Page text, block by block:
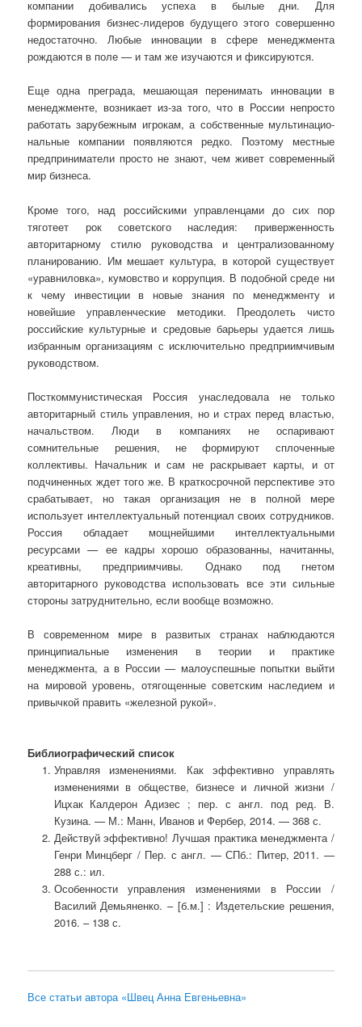
компании добивались успеха в былые дни. Для
формирования бизнес-лидеров будущего этого совершенно
недостаточно. Любые инновации в сфере менеджмента
рождаются в поле — и там же изучаются и фиксируются.
Еще одна преграда, мешающая перенимать инновации в
менеджменте, возникает из-за того, что в России непросто
работать зарубежным игрокам, а собственные мультинацио­
нальные компании появляются редко. Поэтому местные
предприниматели просто не знают, чем живет современный
мир бизнеса.
Кроме того, над российскими управленцами до сих пор
тяготеет рок советского наследия: приверженность
авторитарному стилю руководства и централизованному
планированию. Им мешает культура, в которой существует
«уравниловка», кумовство и коррупция. В подобной среде ни
к чему инвестиции в новые знания по менеджменту и
новейшие управленческие методики. Преодолеть чисто
российские культурные и средовые барьеры удается лишь
избранным организациям с исключительно предприимчивым
руководством.
Посткоммунистическая Россия унаследовала не только
авторитарный стиль управления, но и страх перед властью,
начальством. Люди в компаниях не оспаривают
сомнительные решения, не формируют сплоченные
коллективы. Начальник и сам не раскрывает карты, и от
подчиненных ждет того же. В краткосрочной перспективе это
срабатывает, но такая организация не в полной мере
использует интеллектуальный потенциал своих сотрудников.
Россия обладает мощнейшими интеллектуальными
ресурсами — ее кадры хорошо образованны, начитанны,
креативны, предприимчивы. Однако под гнетом
авторитарного руководства использовать все эти сильные
стороны затруднительно, если вообще возможно.
В современном мире в развитых странах наблюдаются
принципиальные изменения в теории и практике
менеджмента, а в России — малоуспешные попытки выйти
на мировой уровень, отягощенные советским наследием и
привычкой править «железной рукой».
Библиографический список
Управляя изменениями. Как эффективно управлять
изменениями в обществе, бизнесе и личной жизни /
Ицхак Калдерон Адизес ; пер. с англ. под ред. В.
Кузина. — М.: Манн, Иванов и Фербер, 2014. — 368 с.
Действуй эффективно! Лучшая практика менеджмента /
Генри Минцберг / Пер. с англ. — СПб.: Питер, 2011. —
288 с.: ил.
Особенности управления изменениями в России /
Василий Демьяненко. – [б.м.] : Издетельские решения,
2016. – 138 с.
Все статьи автора «Швец Анна Евгеньевна»